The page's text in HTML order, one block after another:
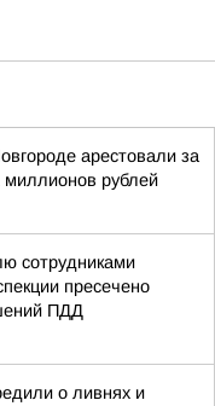
арестовали за
рублей
сотрудниками
пресечено
ПДД
о ливнях и